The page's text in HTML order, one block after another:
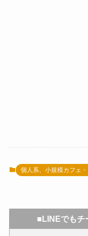
個人系、小規模カフェ
■LINEでもチ